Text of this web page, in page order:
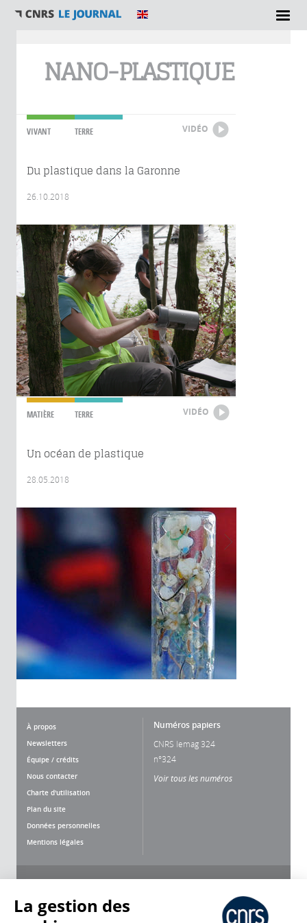
NANO-PLASTIQUE
VIVANT TERRE VIDÉO
Du plastique dans la Garonne
26.10.2018
MATIÈRE TERRE VIDÉO
Un océan de plastique
28.05.2018
À propos
Newsletters
Équipe / crédits
Nous contacter
Charte d'utilisation
Plan du site
Données personnelles
Mentions légales
Numéros papiers
CNRS lemag 324
n°324
Voir tous les numéros
La gestion des